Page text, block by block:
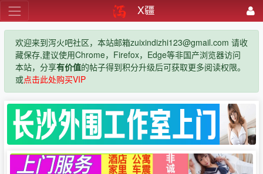
X疆
欢迎来到泻火吧社区，本站邮箱zuixindizhi123@gmail.com 请收
藏保存,建议使用Chrome，Firefox，Edge等非国产浏览器访问
本站，分享有价值的帖子得到积分升级后可获取更多阅读权限。
或点击此处购买VIP